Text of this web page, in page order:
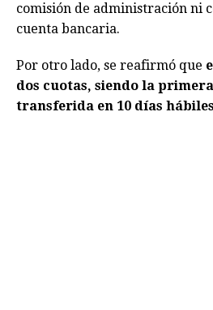
comisión de administración ni
cuenta bancaria.
Por otro lado, se reafirmó que
dos cuotas, siendo la
transferida en 10 días